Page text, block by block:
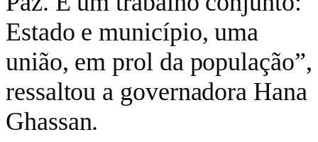
Estado e município, uma
união, em prol da população”,
ressaltou a governadora Hana
Ghassan.